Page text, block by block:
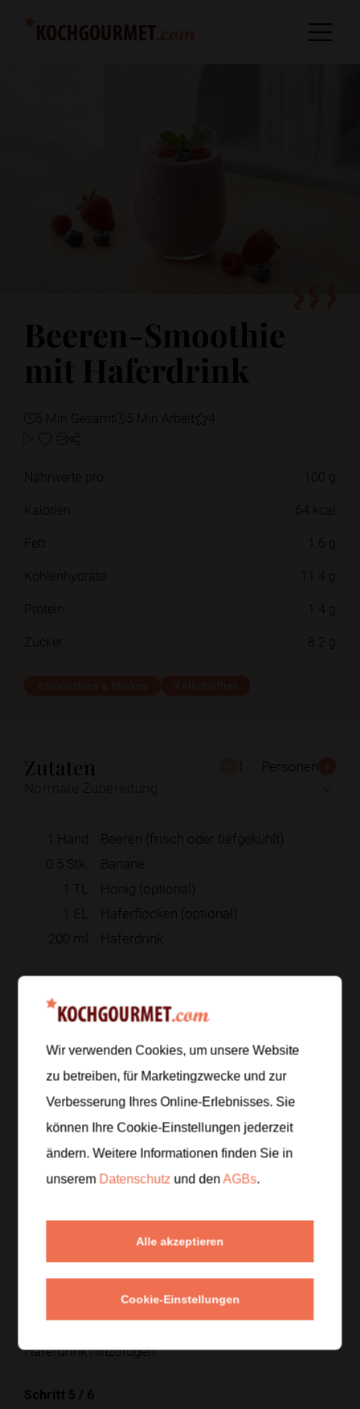
Beeren-Smoothie
mit Haferdrink
5 Min Gesamt 5 Min Arbeit 4
Nährwerte pro
100 g
Kalorien
64 kcal
Fett
1.6 g
Kohlenhydrate
11.4 g
Protein
1.4 g
Zucker
8.2 g
Zutaten 1
Personen
1 Hand
Beeren (frisch oder tiefgekühlt)
0.5 Stk.
Banane
1 TL
Honig (optional)
1 EL
Haferflocken (optional)
200 ml Haferdrink
Zubereitung
Schritt 1 6
Beeren waschen oder auftauen lassen.
Schritt 2/6
Alle Zutaten in einen Mixer geben.
Schritt 4/6
Haferdrink hinzufügen.
Schritt 5 / 6
Wir verwenden Cookies, um unsere Website
zu betreiben, für Marketingzwecke und zur
Verbesserung Ihres Online-Erlebnisses. Sie
können Ihre Cookie-Einstellungen jederzeit
ändern. Weitere Informationen finden Sie in
unserem Datenschutz und denAGBs.
Alle akzeptieren
Cookie-Einstellungen